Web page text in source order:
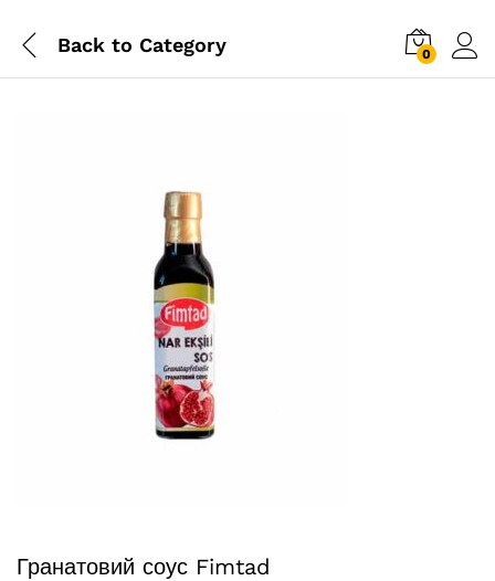
Back to Category 0
Гранатовий соус Fimtad